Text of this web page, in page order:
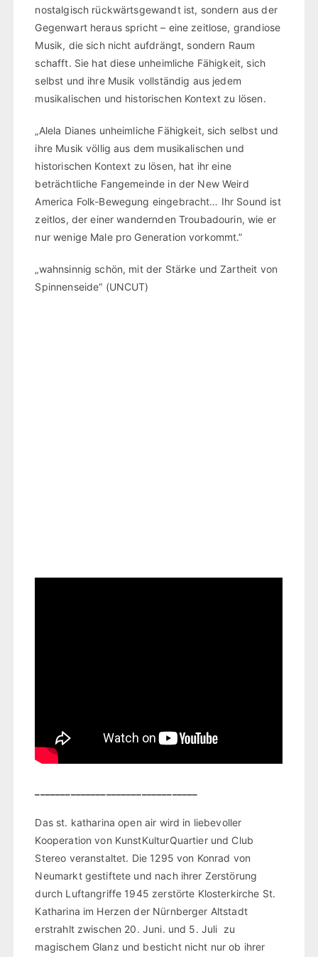
nostalgisch rückwärtsgewandt ist, sondern aus der
Gegenwart heraus spricht – eine zeitlose, grandiose
Musik, die sich nicht aufdrängt, sondern Raum
schafft. Sie hat diese unheimliche Fähigkeit, sich
selbst und ihre Musik vollständig aus jedem
musikalischen und historischen Kontext zu lösen.
„Alela Dianes unheimliche Fähigkeit, sich selbst und
ihre Musik völlig aus dem musikalischen und
historischen Kontext zu lösen, hat ihr eine
beträchtliche Fangemeinde in der New Weird
America Folk-Bewegung eingebracht… Ihr Sound ist
zeitlos, der einer wandernden Troubadourin, wie er
nur wenige Male pro Generation vorkommt.”
„wahnsinnig schön, mit der Stärke und Zartheit von
Spinnenseide“ (UNCUT)
Das st. katharina open air wird in liebevoller
Kooperation von KunstKulturQuartier und Club
Stereo veranstaltet. Die 1295 von Konrad von
Neumarkt gestiftete und nach ihrer Zerstörung
durch Luftangriffe 1945 zerstörte Klosterkirche St.
Katharina im Herzen der Nürnberger Altstadt
erstrahlt zwischen 20. Juni. und 5. Juli zu
magischem Glanz und besticht nicht nur ob ihrer